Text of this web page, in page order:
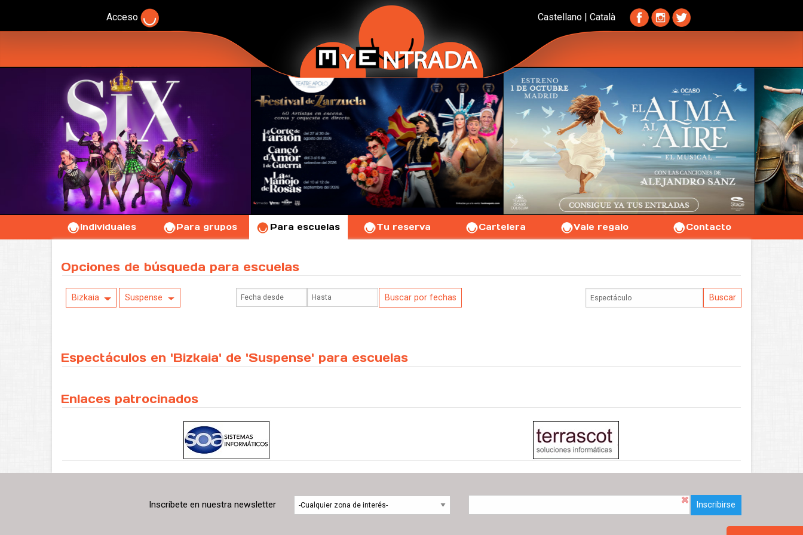
Acceso Castellano |Català
Individuales Para grupos Para escuelas Tu reserva Cartelera Vale regalo Contacto
Opciones de búsqueda para escuelas
Bizkaia Suspense
Espectáculos en 'Bizkaia' de 'Suspense' para escuelas
Enlaces patrocinados
Inscríbete en nuestra newsletter Inscribirse